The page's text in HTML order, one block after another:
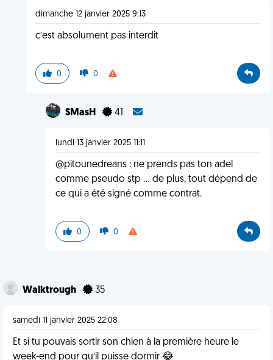
dimanche 12 janvier 2025 9:13
c’est absolument pas interdit
0 0
SMasH 41
lundi 13 janvier 2025 11:11
@pitounedreans : ne prends pas ton adel
comme pseudo stp ... de plus, tout dépend de
ce qui a été signé comme contrat.
0 0
Walktrough 35
samedi 11 janvier 2025 22:08
Et si tu pouvais sortir son chien à la première heure le
week-end pour qu’il puisse dormir 😂